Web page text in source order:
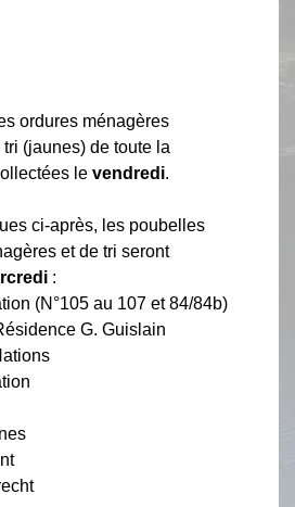
ordures ménagères
(jaunes) de toute la
le vendredi.
ci-après, les poubelles
et de tri seront
:
(N°105 au 107 et 84/84b)
G. Guislain